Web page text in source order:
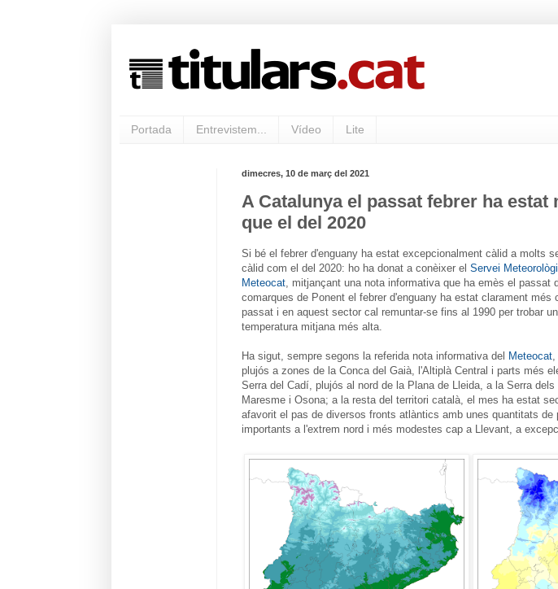
Portada Entrevistem... Vídeo Lite
dimecres, 10 de març del 2021
A Catalunya el passat febrer ha estat
que el del 2020
Si bé el febrer d'enguany ha estat excepcionalment càlid a molts
càlid com el del 2020: ho ha donat a conèixer el Servei
Meteocat, mitjançant una nota informativa que ha emès el passat
comarques de Ponent el febrer d'enguany ha estat clarament més
passat i en aquest sector cal remuntar-se fins al 1990 per trobar
temperatura mitjana més alta.
Ha sigut, sempre segons la referida nota informativa del Meteocat,
plujós a zones de la Conca del Gaià, l'Altiplà Central i parts més
Serra del Cadí, plujós al nord de la Plana de Lleida, a la Serra dels
Maresme i Osona; a la resta del territori català, el mes ha estat
afavorit el pas de diversos fronts atlàntics amb unes quantitats de
importants a l'extrem nord i més modestes cap a Llevant, a